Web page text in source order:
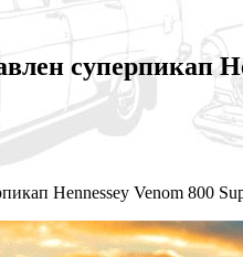
суперпикап
Hennessey Venom 800